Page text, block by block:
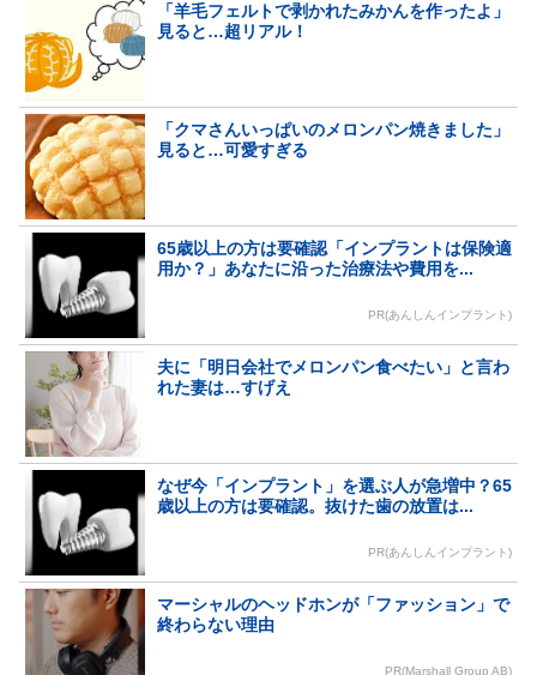
「羊毛フェルトで剥かれたみかんを作ったよ」
見ると…超リアル！
「クマさんいっぱいのメロンパン焼きました」
見ると…可愛すぎる
65歳以上の方は要確認「インプラントは保険適
用か？」あなたに沿った治療法や費用を...
PR(あんしんインプラント)
夫に「明日会社でメロンパン食べたい」と言わ
れた妻は…すげえ
なぜ今「インプラント」を選ぶ人が急増中？65
歳以上の方は要確認。抜けた歯の放置は...
PR(あんしんインプラント)
マーシャルのヘッドホンが「ファッション」で
終わらない理由
PR(Marshall Group AB)